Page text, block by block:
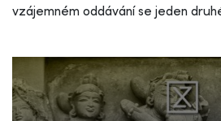
vzájemném oddávání se jeden